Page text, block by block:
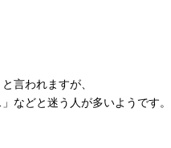
言われますが、
などと迷う人が多いようです。